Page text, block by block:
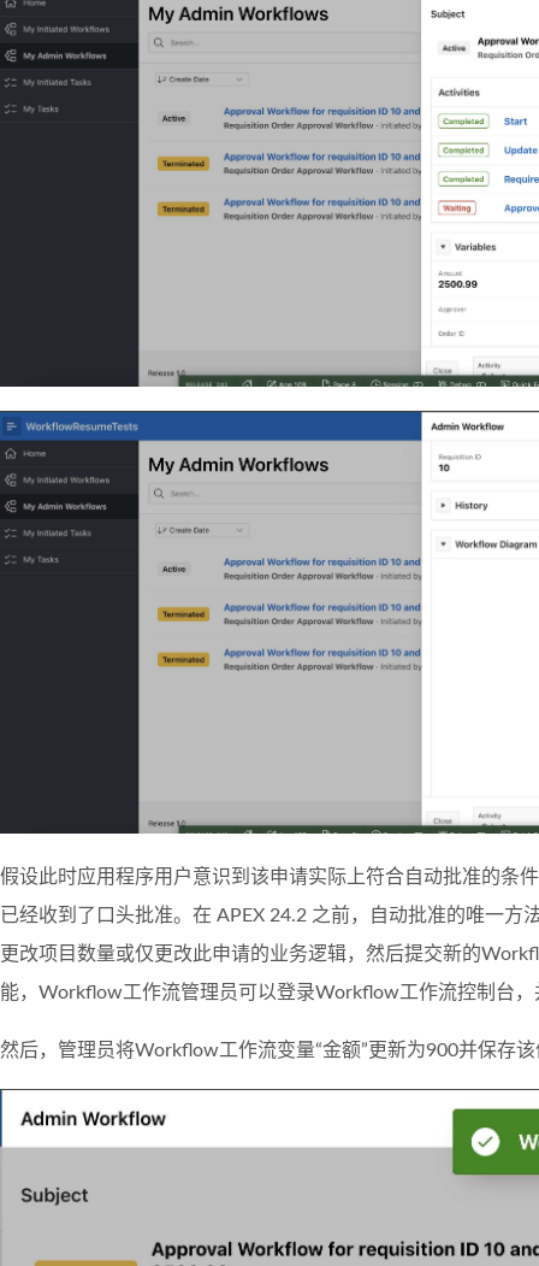
假设此时应用程序用户意识到该申请实际上符合自动批准的条
已经收到了口头批准。在 APEX 24.2 之前，自动批准的唯一
更改项目数量或仅更改此申请的业务逻辑，然后提交新的
能，Workflow工作流管理员可以登录Workflow工作流控制台
然后，管理员将Workflow工作流变量“金额”更新为900并保存